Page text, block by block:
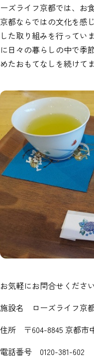
ーズライフ京都では、お
京都ならではの文化を感
した取り組みを行ってい
に日々の暮らしの中で季
めたおもてなしを続けて
お気軽にお問合せください
施設名 ローズライフ京
住所 〒604-8845 京都市
電話番号 0120-381-602